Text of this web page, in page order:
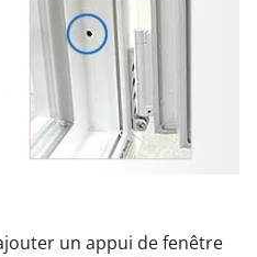
un appui de fenêtre